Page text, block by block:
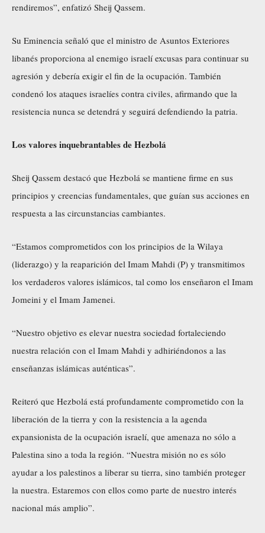
rendiremos”, enfatizó Sheij Qassem.
Su Eminencia señaló que el ministro de Asuntos Exteriores
libanés proporciona al enemigo israelí excusas para continuar su
agresión y debería exigir el fin de la ocupación. También
condenó los ataques israelíes contra civiles, afirmando que la
resistencia nunca se detendrá y seguirá defendiendo la patria.
Los valores inquebrantables de Hezbolá
Sheij Qassem destacó que Hezbolá se mantiene firme en sus
principios y creencias fundamentales, que guían sus acciones en
respuesta a las circunstancias cambiantes.
“Estamos comprometidos con los principios de la Wilaya
(liderazgo) y la reaparición del Imam Mahdi (P) y transmitimos
los verdaderos valores islámicos, tal como los enseñaron el Imam
Jomeini y el Imam Jamenei.
“Nuestro objetivo es elevar nuestra sociedad fortaleciendo
nuestra relación con el Imam Mahdi y adhiriéndonos a las
enseñanzas islámicas auténticas”.
Reiteró que Hezbolá está profundamente comprometido con la
liberación de la tierra y con la resistencia a la agenda
expansionista de la ocupación israelí, que amenaza no sólo a
Palestina sino a toda la región. “Nuestra misión no es sólo
ayudar a los palestinos a liberar su tierra, sino también proteger
la nuestra. Estaremos con ellos como parte de nuestro interés
nacional más amplio”.